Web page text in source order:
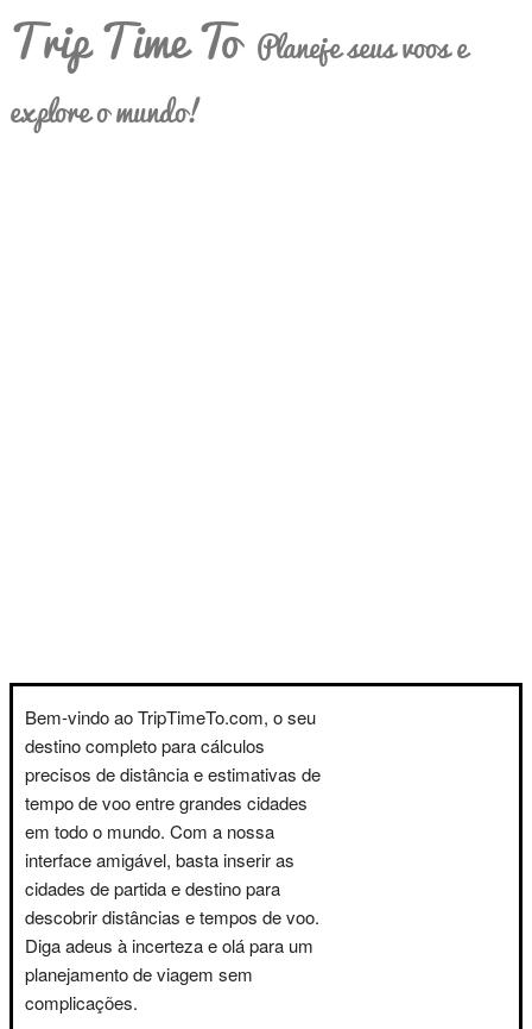
Trip Time To Planeje seus voos e
explore o mundo!
Bem-vindo ao TripTimeTo.com, o seu
destino completo para cálculos
precisos de distância e estimativas de
tempo de voo entre grandes cidades
em todo o mundo. Com a nossa
interface amigável, basta inserir as
cidades de partida e destino para
descobrir distâncias e tempos de voo.
Diga adeus à incerteza e olá para um
planejamento de viagem sem
complicações.